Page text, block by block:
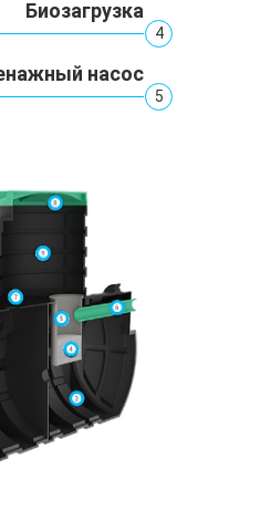
Биозагрузка
4
насос
5